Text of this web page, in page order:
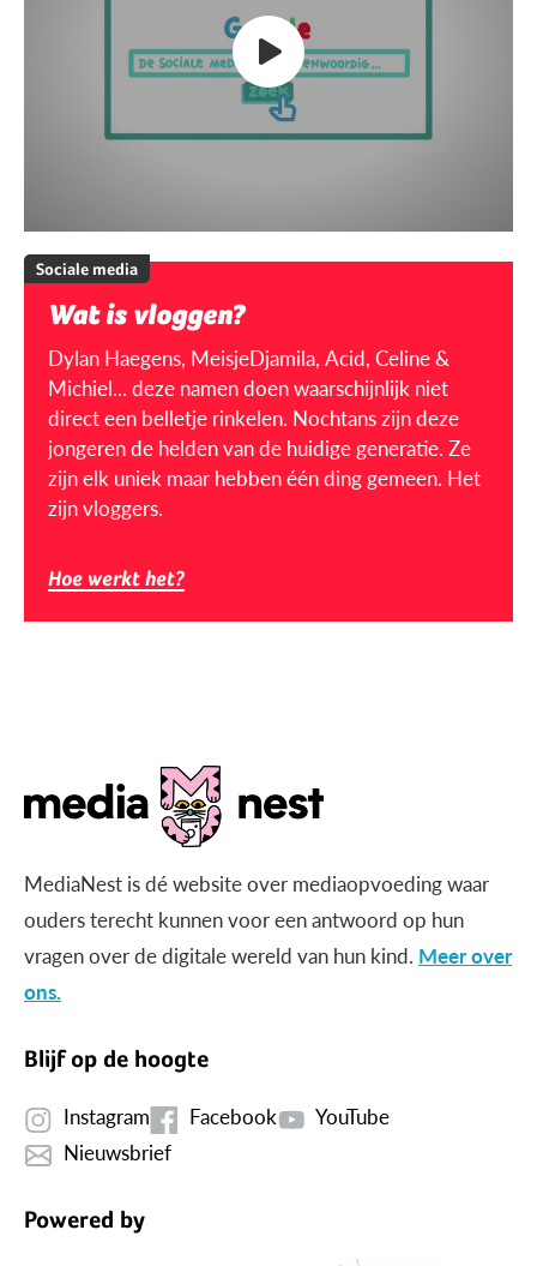
Sociale media
Wat is vloggen?
Dylan Haegens, MeisjeDjamila, Acid, Celine &
Michiel... deze namen doen waarschijnlijk niet
direct een belletje rinkelen. Nochtans zijn deze
jongeren de helden van de huidige generatie. Ze
zijn elk uniek maar hebben één ding gemeen. Het
zijn vloggers.
Hoe werkt het?
MediaNest is dé website over mediaopvoeding waar
ouders terecht kunnen voor een antwoord op hun
vragen over de digitale wereld van hun kind. Meer over
ons.
Blijf op de hoogte
Instagram Facebook
YouTube
Nieuwsbrief
Powered by